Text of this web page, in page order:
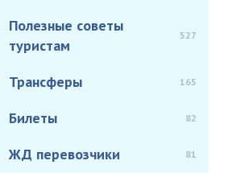
Полезные советы
туристам
527
Трансферы 165
Билеты 82
ЖД перевозчики 81